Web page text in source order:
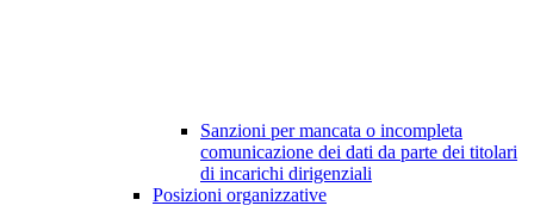
Sanzioni per mancata o incompleta
comunicazione dei dati da parte dei titolari
di incarichi dirigenziali
Posizioni organizzative